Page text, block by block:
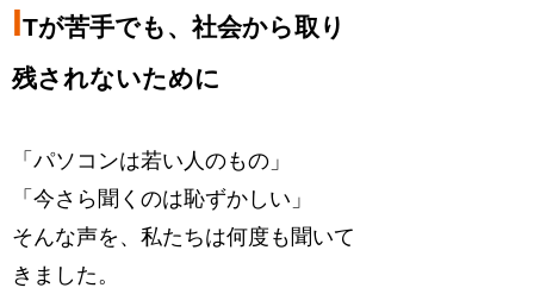
ITが苦手でも、社会から取り
残されないために
「パソコンは若い人のもの」
「今さら聞くのは恥ずかしい」
そんな声を、私たちは何度も聞いて
きました。